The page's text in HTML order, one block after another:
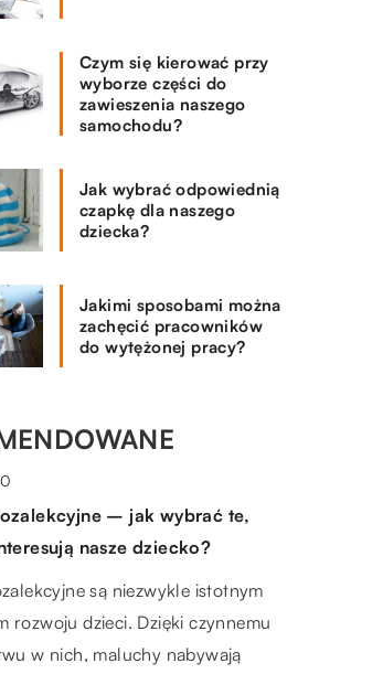
Czym się kierować przy
wyborze części do
zawieszenia naszego
samochodu?
Jak wybrać odpowiednią
czapkę dla naszego
dziecka?
Jakimi sposobami można
zachęcić pracowników
do wytężonej pracy?
SPORT
– jak wybrać te,
nasze dziecko?
są niezwykle istotnym
rozwoju dzieci. Dzięki czynnemu
w nich, maluchy nabywają
kobieta będzie
nietuzinkowo i zgrabnie?
elementów
jest sukienka. Wybór
modelu jest zazwyczaj nie lada